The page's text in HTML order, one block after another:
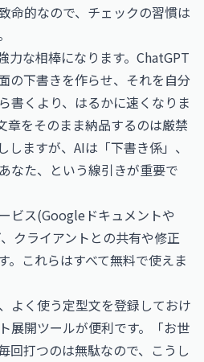
命的なので、チェックの習慣は
力な相棒になります。ChatGPT
の下書きを作らせ、それを自分
書くより、はるかに速くなりま
章をそのまま納品するのは厳禁
しますが、AIは「下書き係」、
なた、という線引きが重要で
ビス(Googleドキュメントや
クライアントとの共有や修正
。これらはすべて無料で使えま
よく使う定型文を登録しておけ
展開ツールが便利です。「お世
回打つのは無駄なので、こうし